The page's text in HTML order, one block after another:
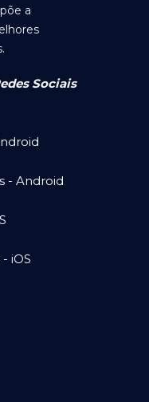
a
Sociais
- Android
iOS